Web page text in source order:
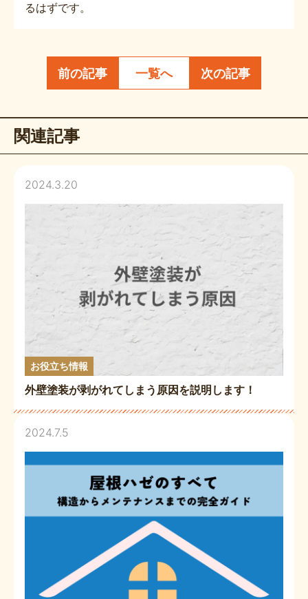
るはずです。
前の記事 一覧へ 次の記事
関連記事
2024.3.20
お役立ち情報
外壁塗装が剥がれてしまう原因を説明します！
2024.7.5